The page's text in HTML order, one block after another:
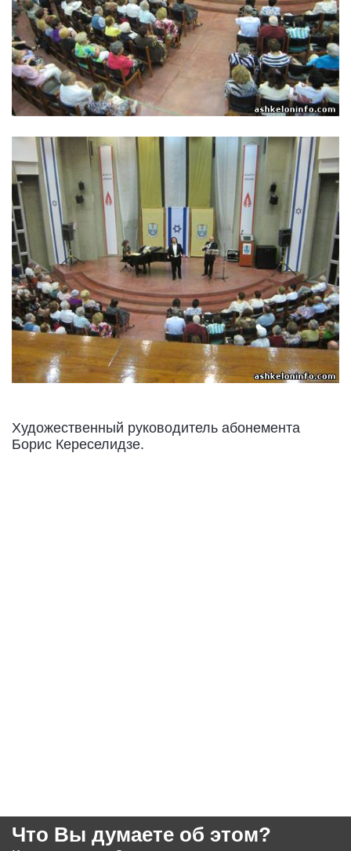
Художественный руководитель абонемента
Борис Кереселидзе.
Что Вы думаете об этом?